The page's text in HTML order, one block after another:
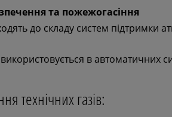
та пожежогасіння
до складу систем підтримки
в автоматичних
технічних газів: